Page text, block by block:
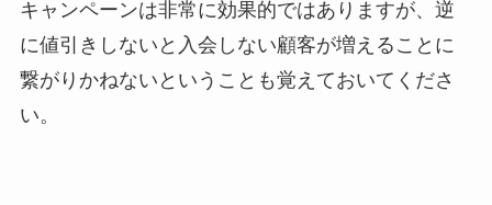
キャンペーンは非常に効果的ではありますが、逆
に値引きしないと入会しない顧客が増えることに
繋がりかねないということも覚えておいてくださ
い。